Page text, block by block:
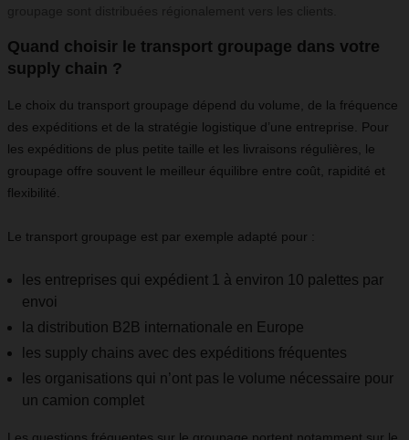
Quand choisir le transport groupage dans votre
supply chain ?
Le choix du transport groupage dépend du volume, de la fréquence
des expéditions et de la stratégie logistique d’une entreprise. Pour
les expéditions de plus petite taille et les livraisons régulières, le
groupage offre souvent le meilleur équilibre entre coût, rapidité et
flexibilité.
Le transport groupage est par exemple adapté pour :
les entreprises qui expédient 1 à environ 10 palettes par
envoi
la distribution B2B internationale en Europe
les supply chains avec des expéditions fréquentes
les organisations qui n’ont pas le volume nécessaire pour
un camion complet